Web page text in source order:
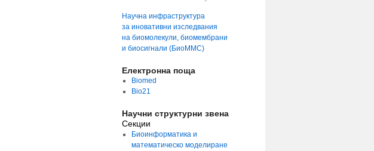
Научна инфраструктура
за иновативни изследвания
на биомолекули, биомембрани
и биосигнали (БиоММС)
Електронна поща
Biomed
Bio21
Научни структурни звена
Секции
Биоинформатика и
математическо моделиране